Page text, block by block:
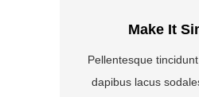
Make It
Pellentesque
dapibus lacus